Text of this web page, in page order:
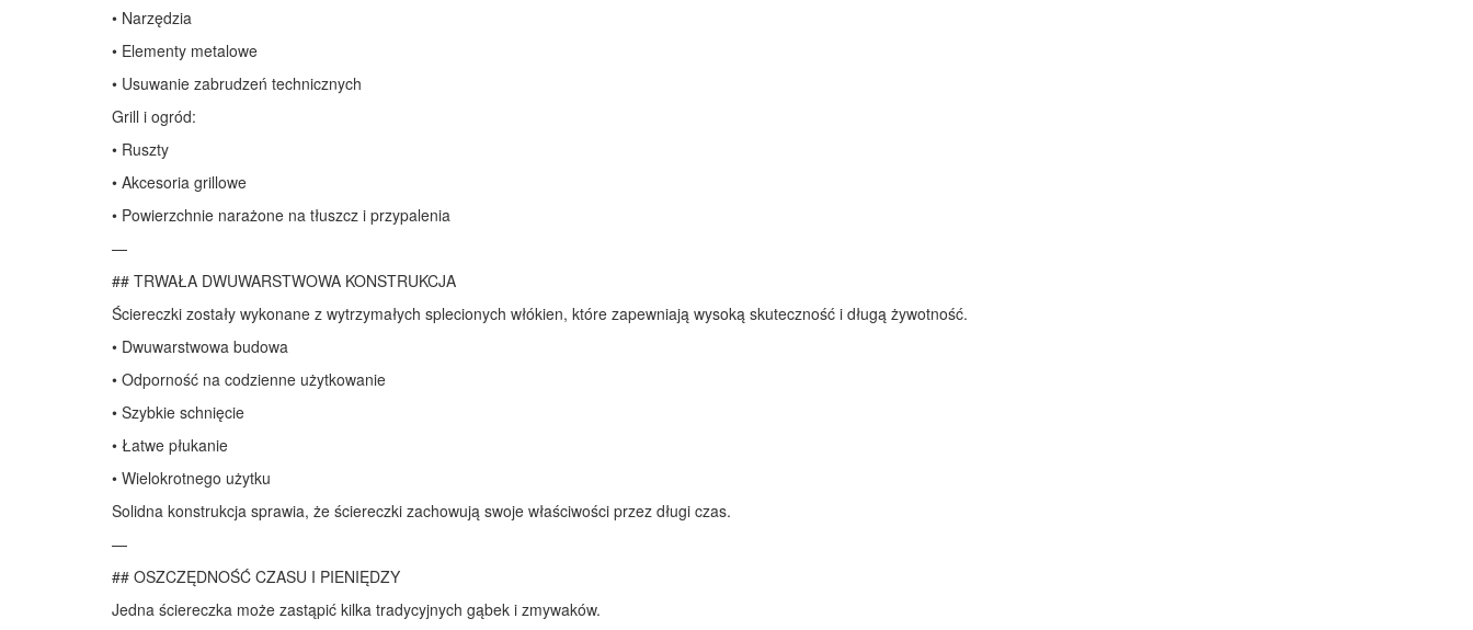
• Narzędzia
• Elementy metalowe
• Usuwanie zabrudzeń technicznych
Grill i ogród:
• Ruszty
• Akcesoria grillowe
• Powierzchnie narażone na tłuszcz i przypalenia
—
## TRWAŁA DWUWARSTWOWA KONSTRUKCJA
Ściereczki zostały wykonane z wytrzymałych splecionych włókien, które zapewniają wysoką skuteczność i długą żywotność.
• Dwuwarstwowa budowa
• Odporność na codzienne użytkowanie
• Szybkie schnięcie
• Łatwe płukanie
• Wielokrotnego użytku
Solidna konstrukcja sprawia, że ściereczki zachowują swoje właściwości przez długi czas.
—
## OSZCZĘDNOŚĆ CZASU I PIENIĘDZY
Jedna ściereczka może zastąpić kilka tradycyjnych gąbek i zmywaków.